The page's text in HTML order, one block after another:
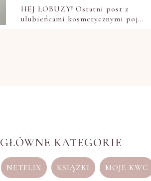
HEJ ŁOBUZY! Ostatni post z
ulubieńcami kosmetycznymi poj…
GŁÓWNE KATEGORIE
NETFLIX KSIĄŻKI MOJE KWC